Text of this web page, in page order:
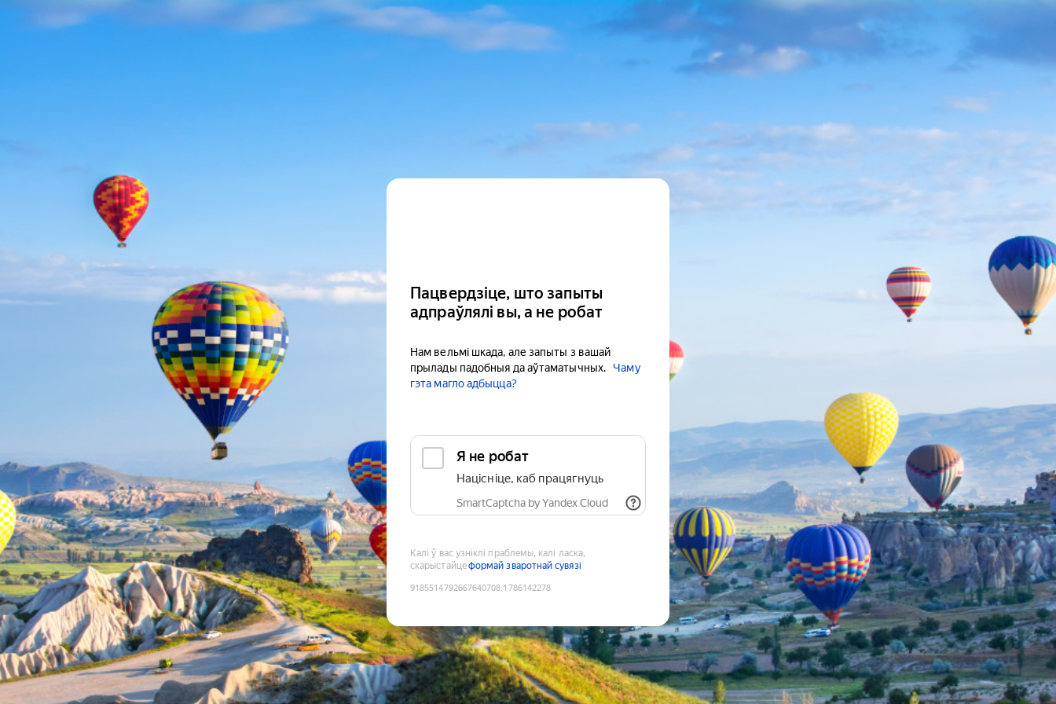
Пацвердзіце, што запыты
адпраўлялі вы, а не робат
Нам вельмі шкада, але запыты з вашай
прылады падобныя да аўтаматычных.
Чаму
гэта магло адбыцца?
Я не робат
Націсніце, каб працягнуць
SmartCaptcha by Yandex Cloud
Калі ў вас узніклі праблемы, калі ласка,
скарыстайцеформай зваротнай сувязі
9185514792667640708:1786142278